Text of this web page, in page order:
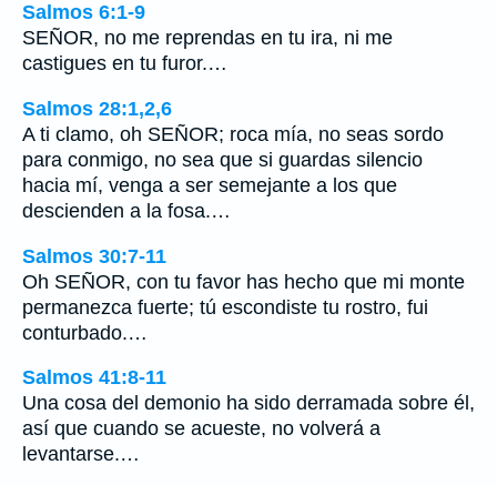
Salmos 6:1-9
SEÑOR, no me reprendas en tu ira, ni me
castigues en tu furor.…
Salmos 28:1,2,6
A ti clamo, oh SEÑOR; roca mía, no seas sordo
para conmigo, no sea que si guardas silencio
hacia mí, venga a ser semejante a los que
descienden a la fosa.…
Salmos 30:7-11
Oh SEÑOR, con tu favor has hecho que mi monte
permanezca fuerte; tú escondiste tu rostro, fui
conturbado.…
Salmos 41:8-11
Una cosa del demonio ha sido derramada sobre él,
así que cuando se acueste, no volverá a
levantarse.…